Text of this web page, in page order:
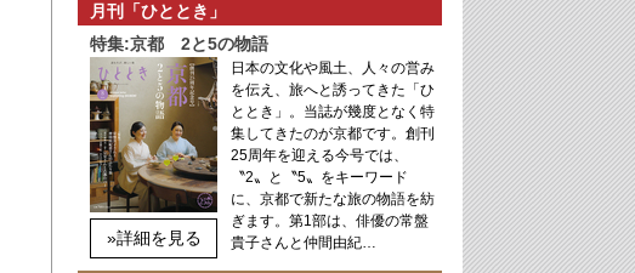
月刊「ひととき」
特集:京都 2と5の物語
»詳細を見る
日本の文化や風土、人々の営み
を伝え、旅へと誘ってきた「ひ
ととき」。当誌が幾度となく特
集してきたのが京都です。創刊
25周年を迎える今号では、
〝2〟と〝5〟をキーワード
に、京都で新たな旅の物語を紡
ぎます。第1部は、俳優の常盤
貴子さんと仲間由紀…